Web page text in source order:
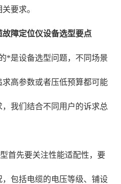
要求。
障定位仪设备选型要点
*是设备选型问题，不同场景
高参数或者压低预算都可能
我们结合不同用户的诉求总
首先要关注性能适配性，要
包括电缆的电压等级、铺设